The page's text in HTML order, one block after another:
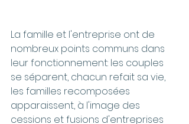
La famille et l'entreprise ont de
nombreux points communs dans
leur fonctionnement: les couples
se séparent, chacun refait sa vie,
les familles recomposées
apparaissent, à l'image des
cessions et fusions d'entreprises